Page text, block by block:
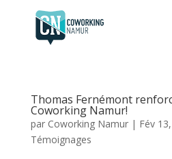
Thomas Fernémont
Coworking Namur!
par Coworking Namur| Fév
Témoignages